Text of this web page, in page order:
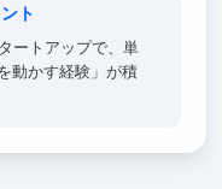
ト
ートアップで、単
動かす経験」が積